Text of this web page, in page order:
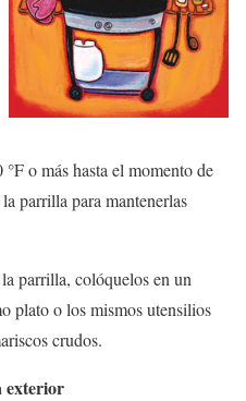
o más hasta el momento de
parrilla para mantenerlas
parrilla, colóquelos en un
plato o los mismos utensilios
crudos.
exterior